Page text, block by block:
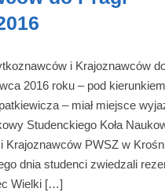
i Krajoznawców
2016 roku – pod
– miał miejsce
Studenckiego Koła
Krajoznawców PWSZ w
dnia studenci zwiedzali
Wielki […]